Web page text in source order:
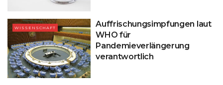
WISSENSCHAFT
Auffrischungsimpfungen laut
WHO für
Pandemieverlängerung
verantwortlich